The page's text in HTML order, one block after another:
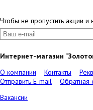
Чтобы не пропустить акции и
Интернет-магазин
О компании
Контакты
Отправить E-mail
Обратная
Вакансии